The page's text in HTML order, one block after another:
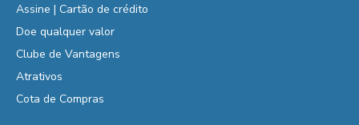
Assine | Cartão de crédito
Doe qualquer valor
Clube de Vantagens
Atrativos
Cota de Compras